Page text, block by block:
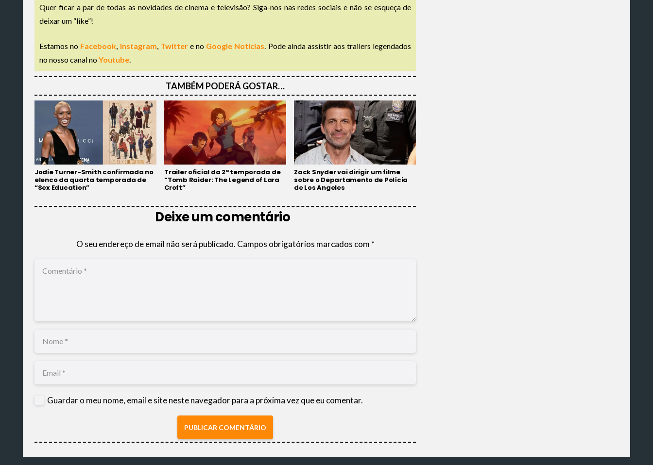
Quer ficar a par de todas as novidades de cinema e televisão? Siga-nos nas redes sociais e não se esqueça de
deixar um “like”!
Estamos no Facebook, Instagram, Twittere no Google Notícias. Pode ainda assistir aos trailers legendados
no nosso canal noYoutube.
TAMBÉM PODERÁ GOSTAR…
Jodie Turner-Smith confirmada no
elenco da quarta temporada de
“Sex Education”
Trailer oficial da 2ª temporada de
“Tomb Raider: The Legend of Lara
Croft”
Zack Snyder vai dirigir um filme
sobre o Departamento de Polícia
de Los Angeles
Deixe um comentário
O seu endereço de email não será publicado. Campos obrigatórios marcados com *
Guardar o meu nome, email e site neste navegador para a próxima vez que eu comentar.
PUBLICAR COMENTÁRIO